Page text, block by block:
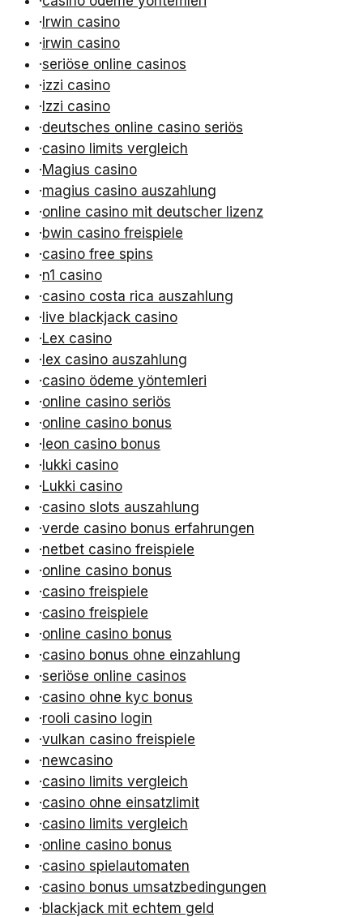
·Irwin casino
·irwin casino
·seriöse online casinos
·izzi casino
·Izzi casino
·deutsches online casino seriös
·casino limits vergleich
·Magius casino
·magius casino auszahlung
·online casino mit deutscher lizenz
·bwin casino freispiele
·casino free spins
·n1 casino
·casino costa rica auszahlung
·live blackjack casino
·Lex casino
·lex casino auszahlung
·casino ödeme yöntemleri
·online casino seriös
·online casino bonus
·leon casino bonus
·lukki casino
·Lukki casino
·casino slots auszahlung
·verde casino bonus erfahrungen
·netbet casino freispiele
·online casino bonus
·casino freispiele
·casino freispiele
·online casino bonus
·casino bonus ohne einzahlung
·seriöse online casinos
·casino ohne kyc bonus
·rooli casino login
·vulkan casino freispiele
·newcasino
·casino limits vergleich
·casino ohne einsatzlimit
·casino limits vergleich
·online casino bonus
·casino spielautomaten
·casino bonus umsatzbedingungen
·blackjack mit echtem geld